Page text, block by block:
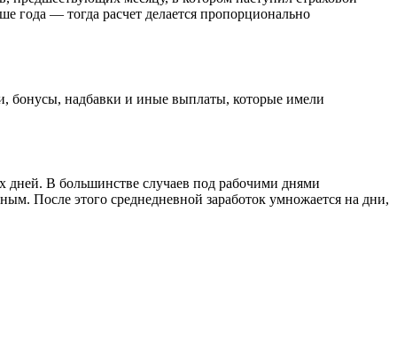
года — тогда расчет делается пропорционально
бонусы, надбавки и иные выплаты, которые имели
дней. В большинстве случаев под рабочими днями
После этого среднедневной заработок умножается на дни,